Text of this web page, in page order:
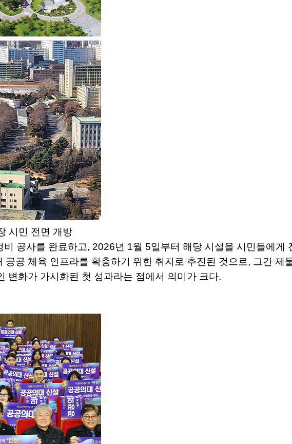
시민 전면 개방
공사를 완료하고, 2026년 1월 5일부터 해당 시설을 시민들에게
공 체육 인프라를 확충하기 위한 취지로 추진된 것으로, 그간 제
변화가 가시화된 첫 성과라는 점에서 의미가 크다.